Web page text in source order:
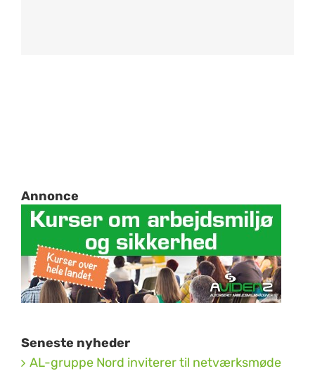
Annonce
Seneste nyheder
AL-gruppe Nord inviterer til netværksmøde